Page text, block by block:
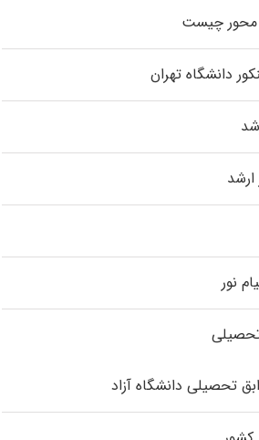
محور چیست
دانشگاه تهران
ارشد
نور
تحصیلی دانشگاه آزاد